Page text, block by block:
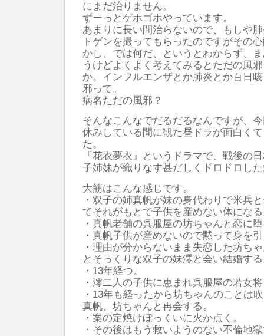
にまだ治りません。
ずーっとゲホゴホやっています。
あまりに長い間治らないので、もしや
トゲンを撮ってもらったのですがその
かし、では何だ、というとわからず、
うけどよくよく考えてみるとただの風
か。インフルエンザとか肺炎とか百日
邪って。
病名ただの風邪？
そんなこんなでだるだるなんですが、
休みしている間に観た昼ドラが面白く
た。
『花衣夢衣』というドラマで、戦後の
子姉妹が織りなす甚だしくドロドロし
大筋はこんな感じです。
・双子の姉真帆が妹の身代わりで米兵
てそれがもとで子供を産めない体にな
・真帆老舗の呉服屋の坊ちゃんと恋に
・真帆子供が産めないので黙って身を
・理由が分からないまま失恋した坊ち
とそっくりな双子の妹澪と会い結婚す
・13年経つ。
・澪二人の子供に恵まれ呉服屋の若女
・13年も経ったから坊ちゃんのことは
真帆、坊ちゃんと再会する。
・案の定焼けぼっくいに火か点く。
・その後はもう救いようのない不倫地